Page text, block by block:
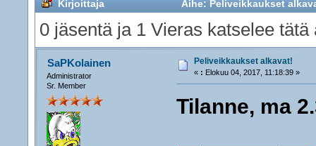
Kirjoittaja Aihe: Peliveikkaukset
0 jäsentä ja 1 Vieras katselee tätä
SaPKolainen
Administrator
Sr. Member
Peliveikkaukset alkavat!
« : Elokuu 04, 2017, 11:18:39 »
Tilanne, ma